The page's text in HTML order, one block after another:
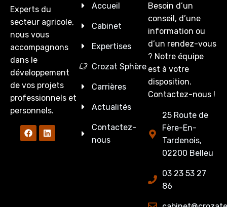
Experts du
secteur agricole,
nous vous
accompagnons
dans le
développement
de vos projets
professionnels et
personnels.
Accueil
Cabinet
Expertises
Crozat Sphère
Carrières
Actualités
Contactez-
nous
Besoin d’un
conseil, d’une
information ou
d’un rendez-vous
? Notre équipe
est à votre
disposition.
Contactez-nous !
25 Route de
Fère-En-
Tardenois,
02200 Belleu
03 23 53 27
86